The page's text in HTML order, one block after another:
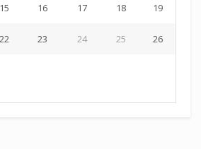
15 16 17 18 19
22 23 24 25 26